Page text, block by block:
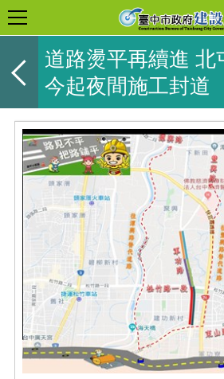
道路燙平再續進 北
今起夜間施工封道